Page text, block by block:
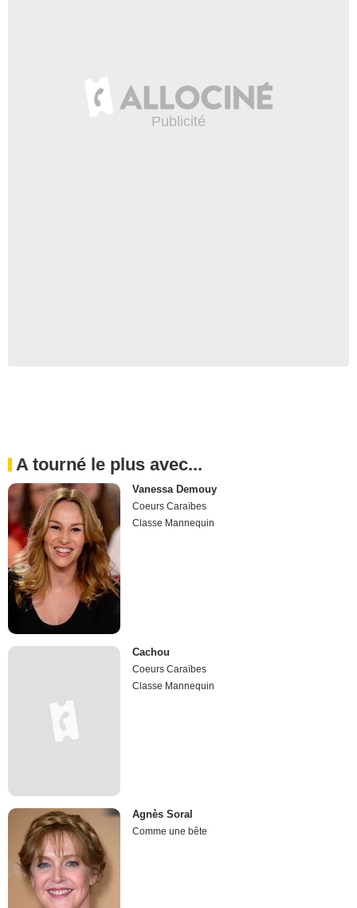
A tourné le plus avec...
Vanessa Demouy
Coeurs Caraïbes
Classe Mannequin
Cachou
Coeurs Caraïbes
Classe Mannequin
Agnès Soral
Comme une bête